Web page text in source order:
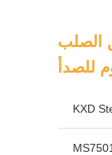
الصلب
للصدأ
KXD